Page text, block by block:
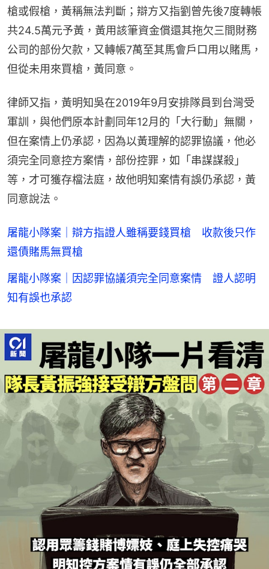
槍或假槍，黃稱無法判斷；辯方又指劉曾先後7度轉帳
共24.5萬元予黃，黃用該筆資金償還其拖欠三間財務
公司的部份欠款，又轉帳7萬至其馬會戶口用以賭馬，
但從未用來買槍，黃同意。
律師又指，黃明知吳在2019年9月安排隊員到台灣受
軍訓，與他們原本計劃同年12月的「大行動」無關，
但在案情上仍承認，因為以黃理解的認罪協議，他必
須完全同意控方案情，部份控罪，如「串謀謀殺」
等，才可獲存檔法庭，故他明知案情有誤仍承認，黃
同意說法。
屠龍小隊案｜辯方指證人雖稱要錢買槍 收款後只作
還債賭馬無買槍
屠龍小隊案｜因認罪協議須完全同意案情 證人認明
知有誤也承認